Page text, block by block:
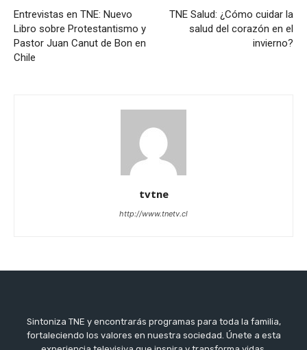
Entrevistas en TNE: Nuevo
Libro sobre Protestantismo y
Pastor Juan Canut de Bon en
Chile
TNE Salud: ¿Cómo cuidar la
salud del corazón en el
invierno?
tvtne
http://www.tnetv.cl
Sintoniza TNE y encontrarás programas para toda la familia,
fortaleciendo los valores en nuestra sociedad. Únete a esta